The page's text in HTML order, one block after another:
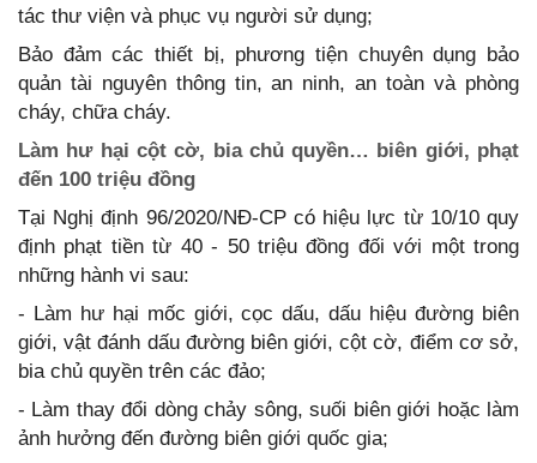
tác thư viện và phục vụ người sử dụng;
Bảo đảm các thiết bị, phương tiện chuyên dụng bảo
quản tài nguyên thông tin, an ninh, an toàn và phòng
cháy, chữa cháy.
Làm hư hại cột cờ, bia chủ quyền… biên giới, phạt
đến 100 triệu đồng
Tại Nghị định 96/2020/NĐ-CP có hiệu lực từ 10/10 quy
định phạt tiền từ 40 - 50 triệu đồng đối với một trong
những hành vi sau:
- Làm hư hại mốc giới, cọc dấu, dấu hiệu đường biên
giới, vật đánh dấu đường biên giới, cột cờ, điểm cơ sở,
bia chủ quyền trên các đảo;
- Làm thay đổi dòng chảy sông, suối biên giới hoặc làm
ảnh hưởng đến đường biên giới quốc gia;